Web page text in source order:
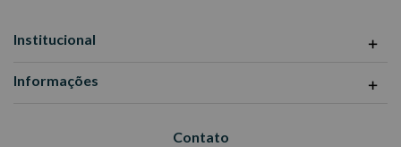
Institucional
Informações
Contato